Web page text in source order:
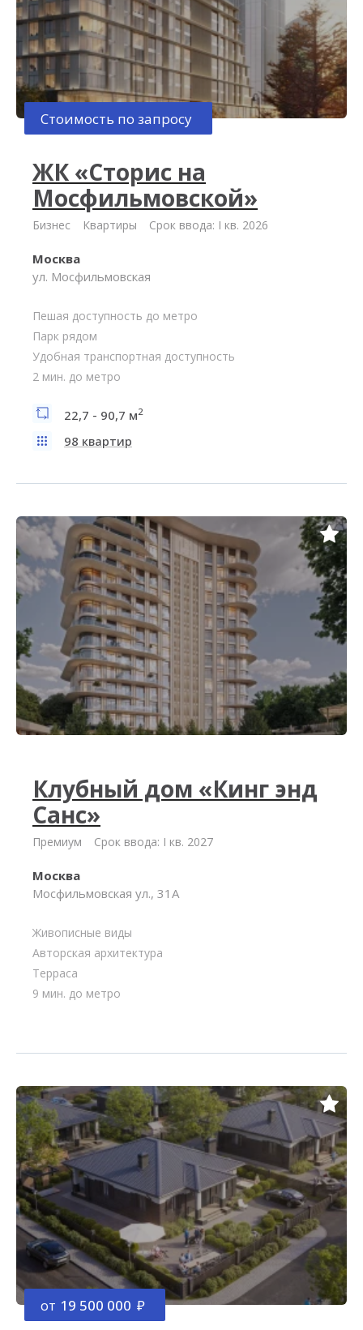
Стоимость по запросу
ЖК «Сторис на
Мосфильмовской»
Бизнес Квартиры Срок ввода: I кв. 2026
Москва
ул. Мосфильмовская
Пешая доступность до метро
Парк рядом
Удобная транспортная доступность
2 мин. до метро
22,7 - 90,7 м2
98 квартир
Клубный дом «Кинг энд
Санс»
Премиум Срок ввода: I кв. 2027
Москва
Мосфильмовская ул., 31А
Живописные виды
Авторская архитектура
Терраса
9 мин. до метро
от 19 500 000